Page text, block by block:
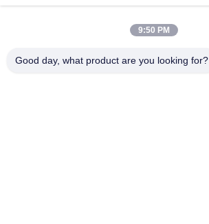
ঘটনা
9:50 PM
Good day, what product are you looking for?